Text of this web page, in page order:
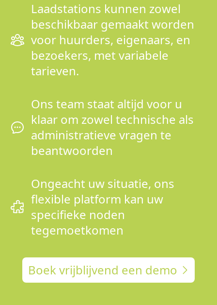
Laadstations kunnen zowel
beschikbaar gemaakt worden
voor huurders, eigenaars, en
bezoekers, met variabele
tarieven.
Ons team staat altijd voor u
klaar om zowel technische als
administratieve vragen te
beantwoorden
Ongeacht uw situatie, ons
flexible platform kan uw
specifieke noden
tegemoetkomen
Boek vrijblijvend een demo